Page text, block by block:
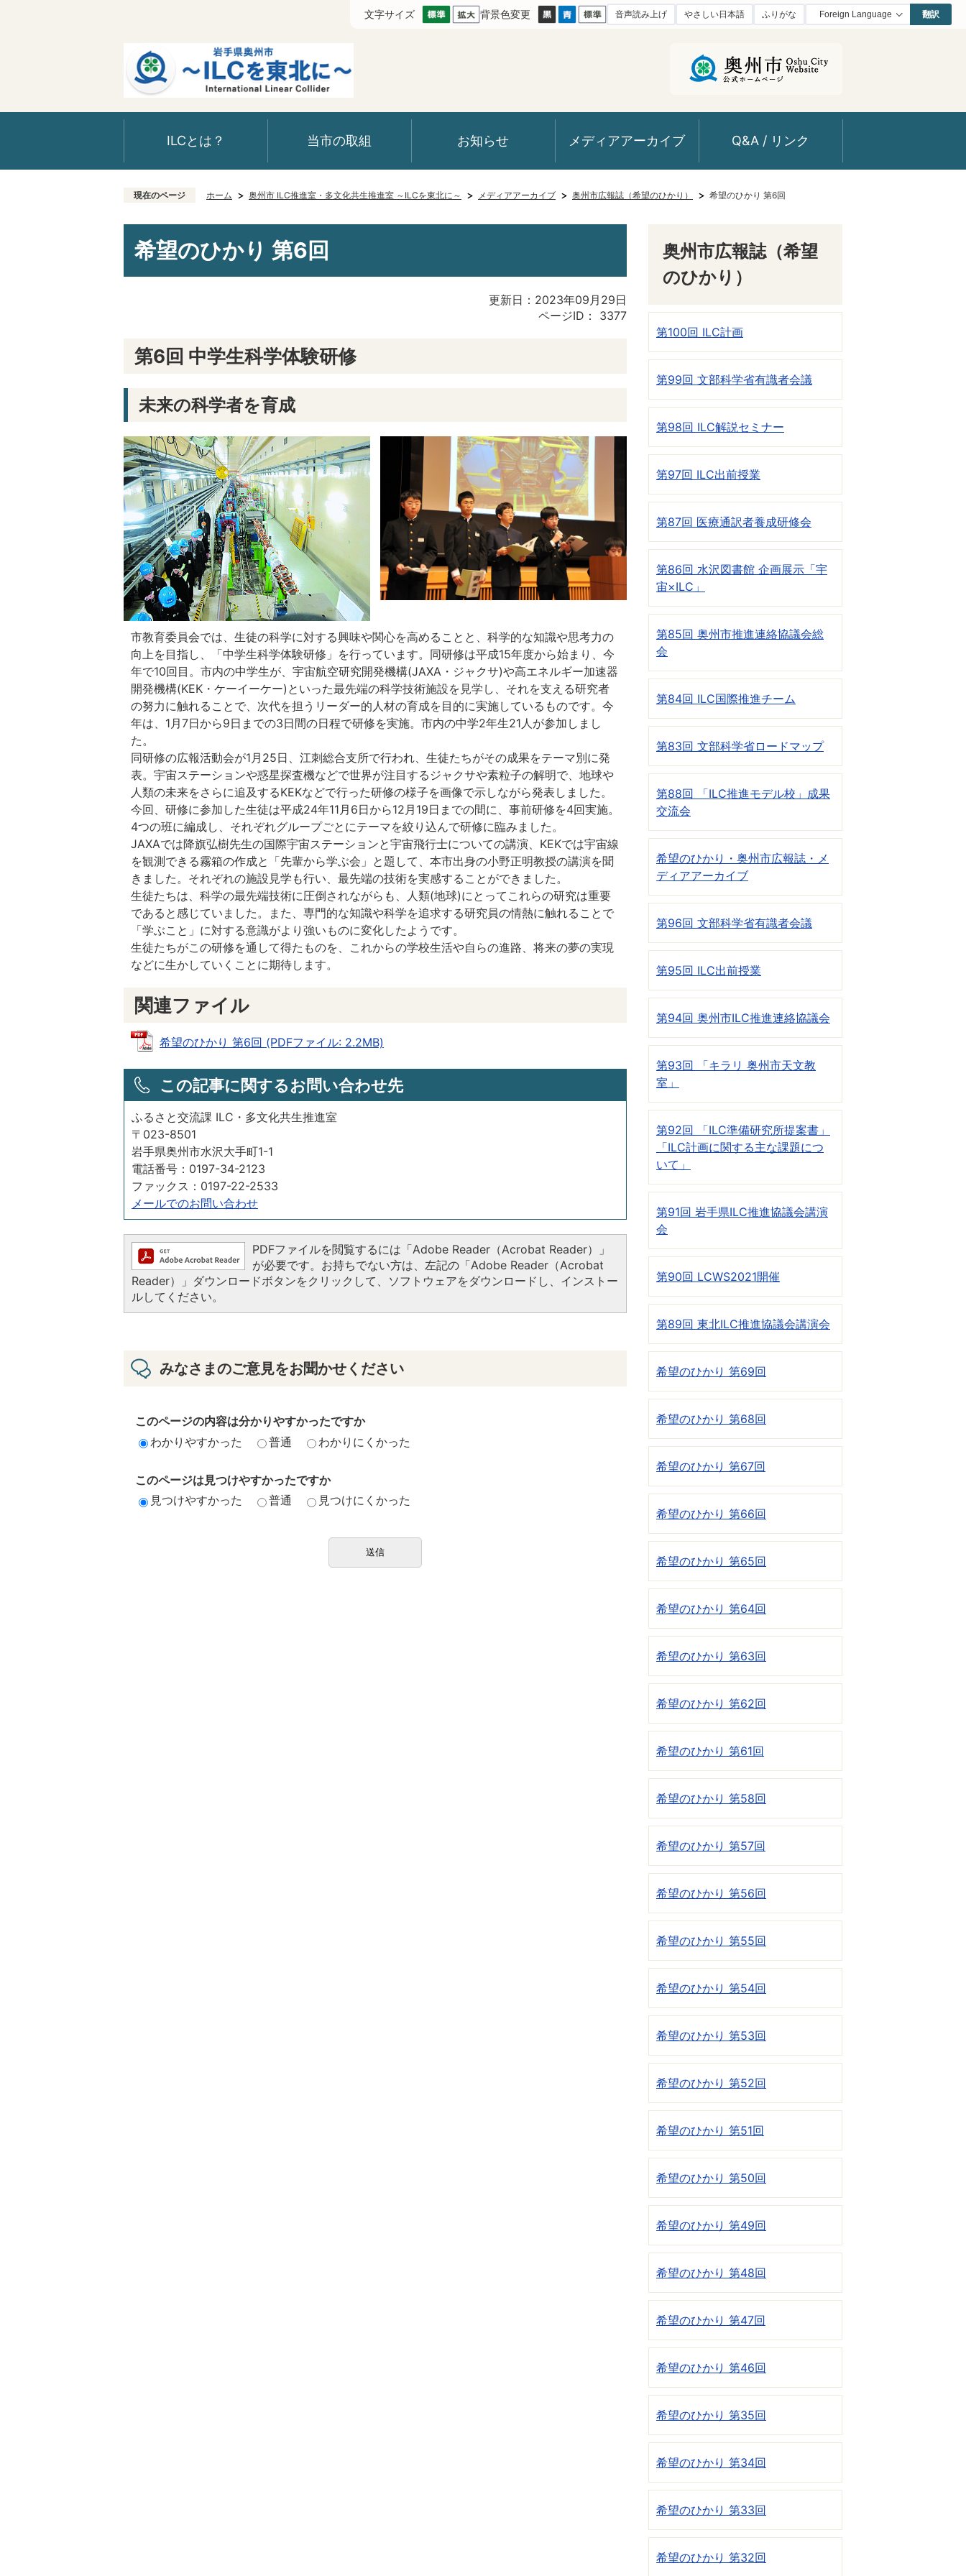
文字サイズ 背景色変更 音声読み上げ やさしい日本語 ふりがな 翻訳
ILCとは？ 当市の取組 お知らせ メディアアーカイブ Q&A / リンク
現在のページ ホーム 奥州市 ILC推進室・多文化共生推進室 ～ILCを東北に～ メディアアーカイブ 奥州市広報誌（希望のひかり） 希望のひかり 第6回
希望のひかり 第6回
更新日：2023年09月29日
ページID：
3377
第6回 中学生科学体験研修
未来の科学者を育成
市教育委員会では、生徒の科学に対する興味や関心を高めることと、科学的な知識や思考力の
向上を目指し、「中学生科学体験研修」を行っています。同研修は平成15年度から始まり、今
年で10回目。市内の中学生が、宇宙航空研究開発機構(JAXA・ジャクサ)や高エネルギー加速器
開発機構(KEK・ケーイーケー)といった最先端の科学技術施設を見学し、それを支える研究者
の努力に触れることで、次代を担うリーダー的人材の育成を目的に実施しているものです。今
年は、1月7日から9日までの3日間の日程で研修を実施。市内の中学2年生21人が参加しまし
た。
同研修の広報活動会が1月25日、江刺総合支所で行われ、生徒たちがその成果をテーマ別に発
表。宇宙ステーションや惑星探査機などで世界が注目するジャクサや素粒子の解明で、地球や
人類の未来をさらに追及するKEKなどで行った研修の様子を画像で示しながら発表しました。
今回、研修に参加した生徒は平成24年11月6日から12月19日までの間に、事前研修を4回実施。
4つの班に編成し、それぞれグループごとにテーマを絞り込んで研修に臨みました。
JAXAでは降旗弘樹先生の国際宇宙ステーションと宇宙飛行士についての講演、KEKでは宇宙線
を観測できる霧箱の作成と「先輩から学ぶ会」と題して、本市出身の小野正明教授の講演を聞
きました。それぞれの施設見学も行い、最先端の技術を実感することができました。
生徒たちは、科学の最先端技術に圧倒されながらも、人類(地球)にとってこれらの研究は重要
であると感じていました。また、専門的な知識や科学を追求する研究員の情熱に触れることで
「学ぶこと」に対する意識がより強いものに変化したようです。
生徒たちがこの研修を通して得たものを、これからの学校生活や自らの進路、将来の夢の実現
などに生かしていくことに期待します。
関連ファイル
希望のひかり 第6回 (PDFファイル: 2.2MB)
この記事に関するお問い合わせ先
ふるさと交流課 ILC・多文化共生推進室
〒023-8501
岩手県奥州市水沢大手町1-1
電話番号：0197-34-2123
ファックス：0197-22-2533
メールでのお問い合わせ
PDFファイルを閲覧するには「Adobe Reader（Acrobat Reader）」
が必要です。お持ちでない方は、左記の「Adobe Reader（Acrobat
Reader）」ダウンロードボタンをクリックして、ソフトウェアをダウンロードし、インストー
ルしてください。
みなさまのご意見をお聞かせください
このページの内容は分かりやすかったですか
わかりやすかった
普通 わかりにくかった
このページは見つけやすかったですか
見つけやすかった
普通 見つけにくかった
奥州市広報誌（希望
のひかり）
第100回 ILC計画
第99回 文部科学省有識者会議
第98回 ILC解説セミナー
第97回 ILC出前授業
第87回 医療通訳者養成研修会
第86回 水沢図書館 企画展示「宇
宙×ILC」
第85回 奥州市推進連絡協議会総
会
第84回 ILC国際推進チーム
第83回 文部科学省ロードマップ
第88回 「ILC推進モデル校」成果
交流会
希望のひかり・奥州市広報誌・メ
ディアアーカイブ
第96回 文部科学省有識者会議
第95回 ILC出前授業
第94回 奥州市ILC推進連絡協議会
第93回 「キラリ 奥州市天文教
室」
第92回 「ILC準備研究所提案書」
「ILC計画に関する主な課題につ
いて」
第91回 岩手県ILC推進協議会講演
会
第90回 LCWS2021開催
第89回 東北ILC推進協議会講演会
希望のひかり 第69回
希望のひかり 第68回
希望のひかり 第67回
希望のひかり 第66回
希望のひかり 第65回
希望のひかり 第64回
希望のひかり 第63回
希望のひかり 第62回
希望のひかり 第61回
希望のひかり 第58回
希望のひかり 第57回
希望のひかり 第56回
希望のひかり 第55回
希望のひかり 第54回
希望のひかり 第53回
希望のひかり 第52回
希望のひかり 第51回
希望のひかり 第50回
希望のひかり 第49回
希望のひかり 第48回
希望のひかり 第47回
希望のひかり 第46回
希望のひかり 第35回
希望のひかり 第34回
希望のひかり 第33回
希望のひかり 第32回